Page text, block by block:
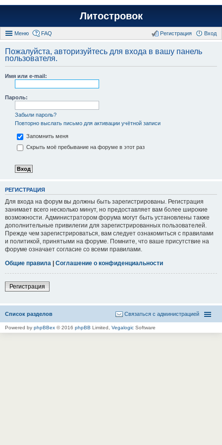
Литостровок
Меню FAQ Вход
Регистрация
Пожалуйста, авторизуйтесь для входа в вашу панель
пользователя.
Имя или e-mail:
Пароль:
Забыли пароль?
Повторно выслать письмо для активации учётной записи
Запомнить меня
Скрыть моё пребывание на форуме в этот раз
РЕГИСТРАЦИЯ
Для входа на форум вы должны быть зарегистрированы. Регистрация
занимает всего несколько минут, но предоставляет вам более широкие
возможности. Администратором форума могут быть установлены также
дополнительные привилегии для зарегистрированных пользователей.
Прежде чем зарегистрироваться, вам следует ознакомиться с правилами
и политикой, принятыми на форуме. Помните, что ваше присутствие на
форуме означает согласие со всеми правилами.
Общие правила | Соглашение о конфиденциальности
Регистрация
Список разделов Связаться с администрацией
Powered by phpBBex © 2016 phpBB Limited, Vegalogic Software